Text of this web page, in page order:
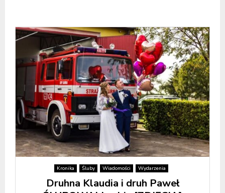
Kronika Śluby Wiadomości Wydarzenia
Druhna Klaudia i druh Paweł